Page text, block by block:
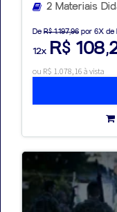
2 Materiais
De R$ 1.197,96 por 6X de
12x R$
ou R$ 1.078,16 à vista